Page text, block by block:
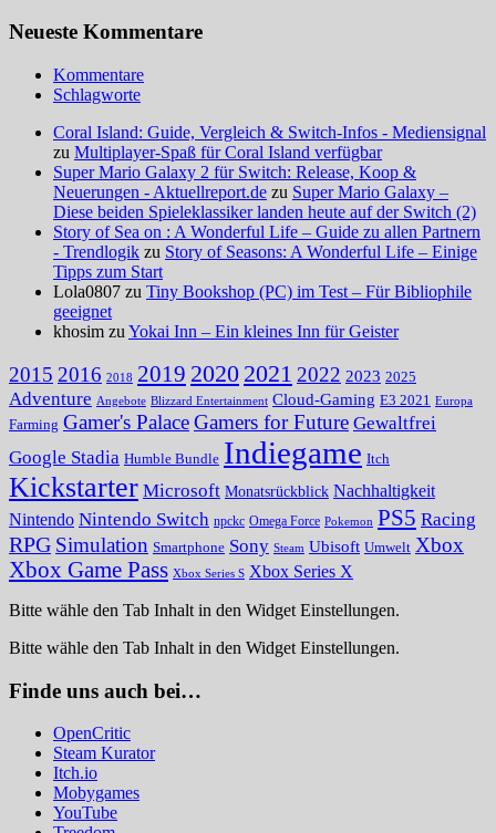
Neueste Kommentare
Kommentare
Schlagworte
Coral Island: Guide, Vergleich & Switch-Infos - Mediensignal
zu Multiplayer-Spaß für Coral Island verfügbar
Super Mario Galaxy 2 für Switch: Release, Koop &
Neuerungen - Aktuellreport.de zu Super Mario Galaxy –
Diese beiden Spieleklassiker landen heute auf der Switch (2)
Story of Sea on : A Wonderful Life – Guide zu allen Partnern
- Trendlogik zu Story of Seasons: A Wonderful Life – Einige
Tipps zum Start
Lola0807 zu Tiny Bookshop (PC) im Test – Für Bibliophile
geeignet
khosim zu Yokai Inn – Ein kleines Inn für Geister
2015 2016 2018 2019 2020 2021 2022 2023 2025
Adventure Angebote Blizzard Entertainment Cloud-Gaming E3 2021 Europa
Farming Gamer's PalaceGamers for Future Gewaltfrei
Google Stadia Humble Bundle Indiegame Itch
Kickstarter Microsoft Monatsrückblick Nachhaltigkeit
Nintendo Nintendo Switch npckc Omega Force Pokemon PS5 Racing
RPG Simulation Smartphone Sony Steam Ubisoft Umwelt Xbox
Xbox Game Pass Xbox Series S Xbox Series X
Bitte wähle den Tab Inhalt in den Widget Einstellungen.
Bitte wähle den Tab Inhalt in den Widget Einstellungen.
Finde uns auch bei…
OpenCritic
Steam Kurator
Itch.io
Mobygames
YouTube